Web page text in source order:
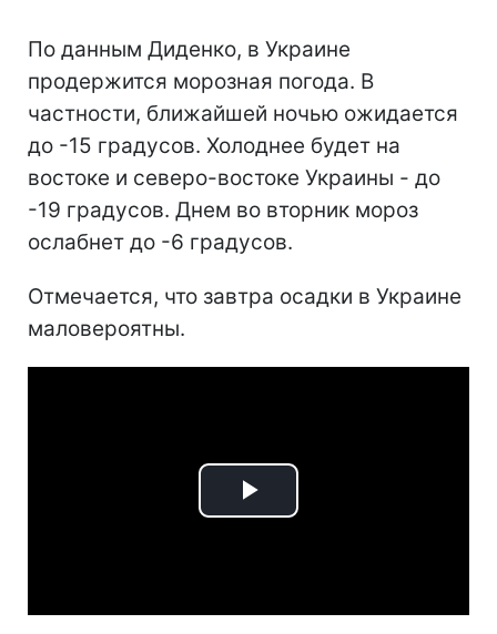
По данным Диденко, в Украине
продержится морозная погода. В
частности, ближайшей ночью ожидается
до -15 градусов. Холоднее будет на
востоке и северо-востоке Украины - до
-19 градусов. Днем во вторник мороз
ослабнет до -6 градусов.
Отмечается, что завтра осадки в Украине
маловероятны.
Play